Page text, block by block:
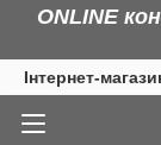
ONLINE
Інтернет-